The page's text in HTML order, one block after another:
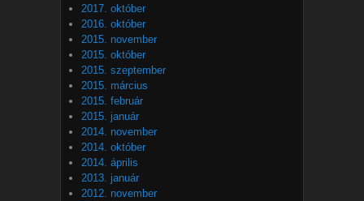
2017. október
2016. október
2015. november
2015. október
2015. szeptember
2015. március
2015. február
2015. január
2014. november
2014. október
2014. április
2013. január
2012. november